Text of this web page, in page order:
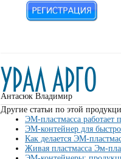
Антасюк Владимир
Другие статьи по этой
ЭМ-пластмасса работает
ЭМ-контейнер для
Как делается ЭМ-
Живая пластмасса Эм-